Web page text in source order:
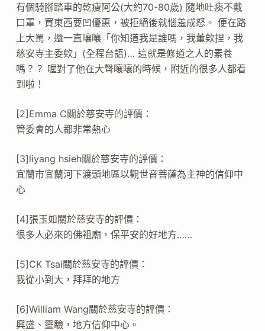
有個騎腳踏車的乾瘦阿公(大約70-80歲) 隨地吐痰不戴
口罩，買東西要凹優惠，被拒絕後就惱羞成怒。 便在路
上大罵，還一直嚷嚷「你知道我是誰嗎，我董欸捏，我
慈安寺主委欸」(全程台語)… 這就是修道之人的素養
嗎？？ 喔對了他在大聲嚷嚷的時候，附近的很多人都看
到啦！
[2]Emma C關於慈安寺的評價：
管委會的人都非常熱心
[3]liyang hsieh關於慈安寺的評價：
宜蘭市宜蘭河下渡頭地區以觀世音菩薩為主神的信仰中
心
[4]張玉如關於慈安寺的評價：
很多人必來的佛袓廟，保平安的好地方……
[5]CK Tsai關於慈安寺的評價：
我從小到大，拜拜的地方
[6]William Wang關於慈安寺的評價：
興盛、靈驗，地方信仰中心。